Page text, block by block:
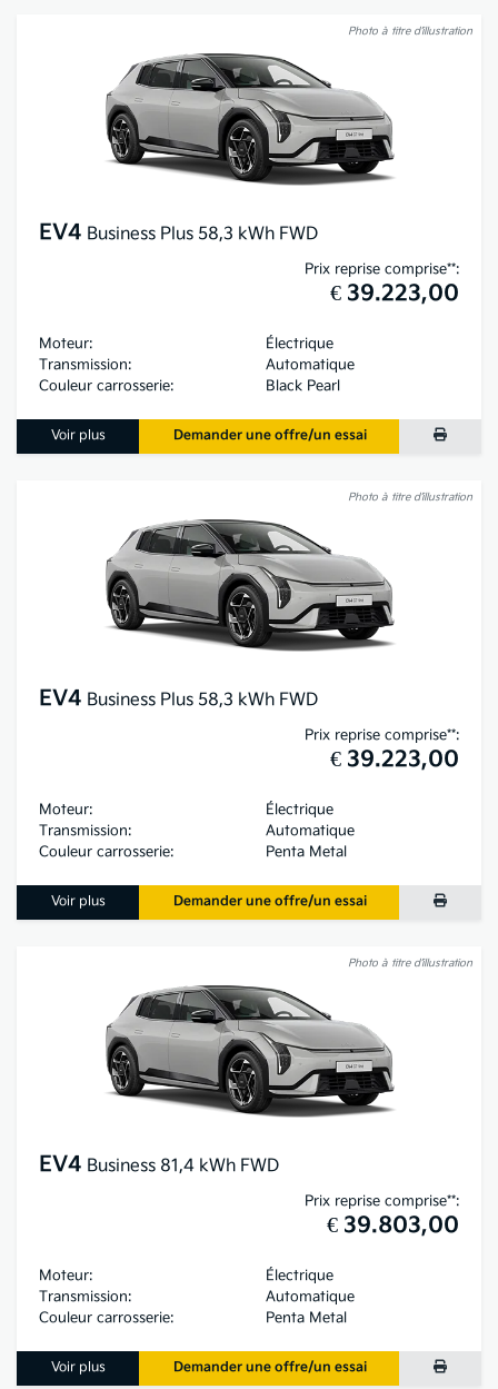
Photo à titre d’illustration
EV4 Business Plus 58,3 kWh FWD
Prix reprise comprise**:
€ 39.223,00
Moteur:
Électrique
Transmission:
Automatique
Couleur carrosserie:
Black Pearl
Voir plus Demander une offre/un essai
Photo à titre d’illustration
EV4 Business Plus 58,3 kWh FWD
Prix reprise comprise**:
€ 39.223,00
Moteur:
Électrique
Transmission:
Automatique
Couleur carrosserie:
Penta Metal
Voir plus Demander une offre/un essai
Photo à titre d’illustration
EV4 Business 81,4 kWh FWD
Prix reprise comprise**:
€ 39.803,00
Moteur:
Électrique
Transmission:
Automatique
Couleur carrosserie:
Penta Metal
Voir plus Demander une offre/un essai